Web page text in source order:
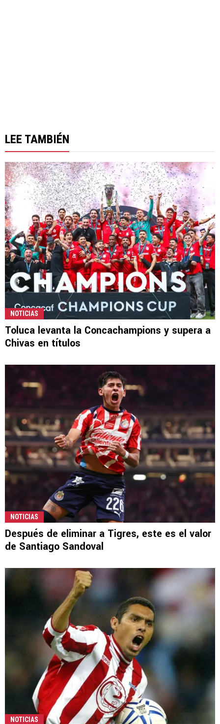
LEE TAMBIÉN
NOTICIAS
Toluca levanta la Concachampions y supera a
Chivas en títulos
NOTICIAS
Después de eliminar a Tigres, este es el valor
de Santiago Sandoval
NOTICIAS